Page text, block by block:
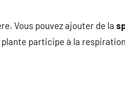
Vous pouvez ajouter de la
participe à la